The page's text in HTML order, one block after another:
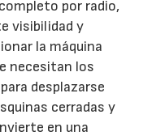
por radio,
visibilidad y
la máquina
necesitan los
desplazarse
cerradas y
en una